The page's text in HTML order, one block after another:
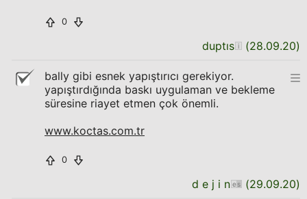
0
duptıs (28.09.20)
bally gibi esnek yapıştırıcı gerekiyor.
yapıştırdığında baskı uygulaman ve bekleme
süresine riayet etmen çok önemli.
www.koctas.com.tr
0
d e j i n (29.09.20)